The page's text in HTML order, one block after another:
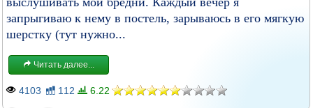
запрыгиваю к нему в постель, зарываюсь в его мягкую
шерстку (тут нужно...
Читать далее...
4103 112 6.22